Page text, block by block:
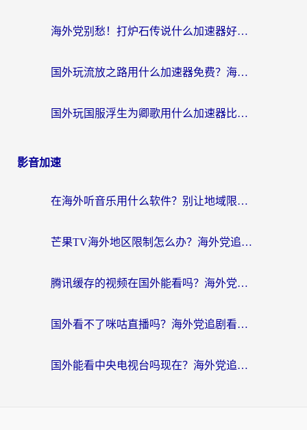
海外党别愁！打炉石传说什么加速器好用？3个实用技巧解决国服游戏卡顿
国外玩流放之路用什么加速器免费？海外党亲测有效的国服游戏加速指南
国外玩国服浮生为卿歌用什么加速器比较好？海外党亲测不踩坑指南
影音加速
在海外听音乐用什么软件？别让地域限制断了你的华语歌单
芒果TV海外地区限制怎么办？海外党追剧看片的实用加速器选择指南
腾讯缓存的视频在国外能看吗？海外党追剧看片的终极解决方案
国外看不了咪咕直播吗？海外党追剧看片的加速器选择指南
国外能看中央电视台吗现在？海外党追剧看央视的实用指南